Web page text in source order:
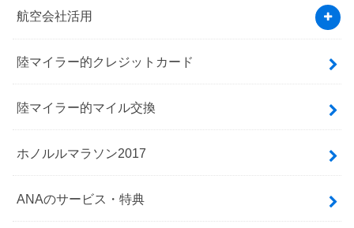
航空会社活用
陸マイラー的クレジットカード
陸マイラー的マイル交換
ホノルルマラソン2017
ANAのサービス・特典